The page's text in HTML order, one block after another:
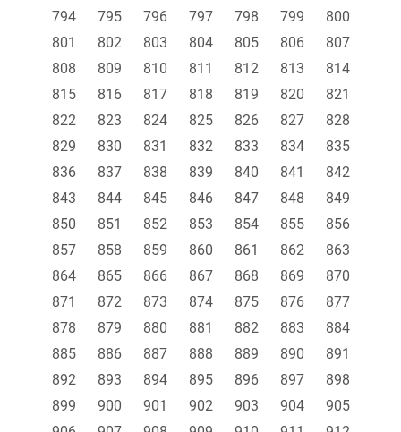
794
795 796 797 798 799
800
801
802 803 804 805 806
807
808
809 810 811 812 813
814
815
816 817 818 819 820
821
822
823 824 825 826 827
828
829
830 831 832 833 834
835
836
837 838 839 840 841
842
843
844 845 846 847 848
849
850
851 852 853 854 855
856
857
858 859 860 861 862
863
864
865 866 867 868 869
870
871
872 873 874 875 876
877
878
879 880 881 882 883
884
885
886 887 888 889 890
891
892
893 894 895 896 897
898
899
900 901 902 903 904
905